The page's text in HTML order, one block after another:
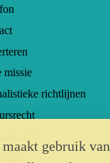
missie
richtlijnen
maakt gebruik